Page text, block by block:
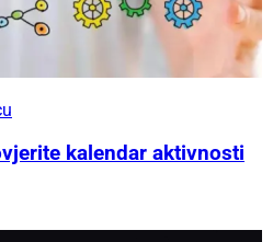
kalendar aktivnosti